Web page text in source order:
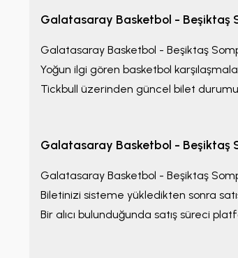
Galatasaray Basketbol - Beşiktaş
Galatasaray Basketbol - Beşiktaş
Yoğun ilgi gören basketbol
Tickbull üzerinden güncel bilet
Galatasaray Basketbol - Beşiktaş
Galatasaray Basketbol - Beşiktaş
Biletinizi sisteme yükledikten sonra
Bir alıcı bulunduğunda satış süreci